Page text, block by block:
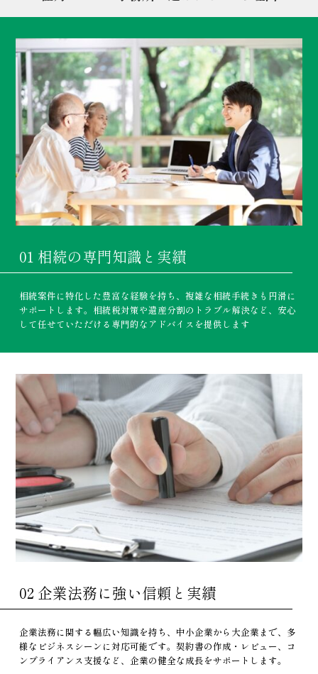
01 相続の専門知識と実績
相続案件に特化した豊富な経験を持ち、複雑な相続手続きも円滑に
サポートします。相続税対策や遺産分割のトラブル解決など、安心
して任せていただける専門的なアドバイスを提供します
02 企業法務に強い信頼と実績
企業法務に関する幅広い知識を持ち、中小企業から大企業まで、多
様なビジネスシーンに対応可能です。契約書の作成・レビュー、コ
ンプライアンス支援など、企業の健全な成長をサポートします。